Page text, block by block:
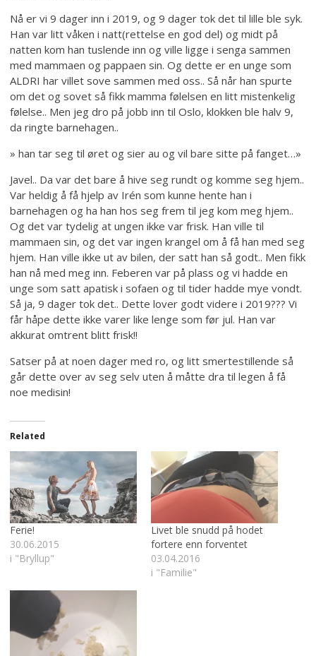
Nå er vi 9 dager inn i 2019, og 9 dager tok det til lille ble syk.
Han var litt våken i natt(rettelse en god del) og midt på
natten kom han tuslende inn og ville ligge i senga sammen
med mammaen og pappaen sin. Og dette er en unge som
ALDRI har villet sove sammen med oss.. Så når han spurte
om det og sovet så fikk mamma følelsen en litt mistenkelig
følelse.. Men jeg dro på jobb inn til Oslo, klokken ble halv 9,
da ringte barnehagen..
» han tar seg til øret og sier au og vil bare sitte på fanget…»
Javel.. Da var det bare å hive seg rundt og komme seg hjem..
Var heldig å få hjelp av Irén som kunne hente han i
barnehagen og ha han hos seg frem til jeg kom meg hjem..
Og det var tydelig at ungen ikke var frisk. Han ville til
mammaen sin, og det var ingen krangel om å få han med seg
hjem. Han ville ikke ut av bilen, der satt han så godt.. Men fikk
han nå med meg inn. Feberen var på plass og vi hadde en
unge som satt apatisk i sofaen og til tider hadde mye vondt.
Så ja, 9 dager tok det.. Dette lover godt videre i 2019??? Vi
får håpe dette ikke varer like lenge som før jul. Han var
akkurat omtrent blitt frisk!!
Satser på at noen dager med ro, og litt smertestillende så
går dette over av seg selv uten å måtte dra til legen å få
noe medisin!
Related
Ferie!
30.06.2015
i "Bryllup"
Livet ble snudd på hodet
fortere enn forventet
03.04.2016
i "Familie"